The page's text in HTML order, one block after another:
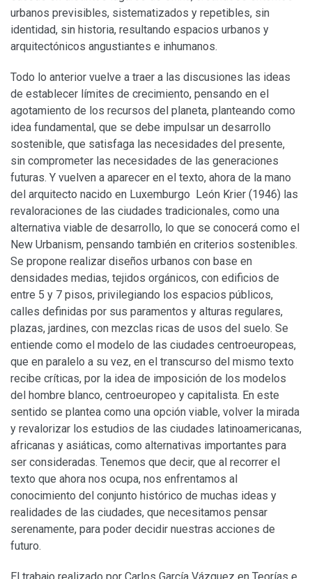
urbanos previsibles, sistematizados y repetibles, sin
identidad, sin historia, resultando espacios urbanos y
arquitectónicos angustiantes e inhumanos.
Todo lo anterior vuelve a traer a las discusiones las ideas
de establecer límites de crecimiento, pensando en el
agotamiento de los recursos del planeta, planteando como
idea fundamental, que se debe impulsar un desarrollo
sostenible, que satisfaga las necesidades del presente,
sin comprometer las necesidades de las generaciones
futuras. Y vuelven a aparecer en el texto, ahora de la mano
del arquitecto nacido en Luxemburgo León Krier (1946) las
revaloraciones de las ciudades tradicionales, como una
alternativa viable de desarrollo, lo que se conocerá como el
New Urbanism, pensando también en criterios sostenibles.
Se propone realizar diseños urbanos con base en
densidades medias, tejidos orgánicos, con edificios de
entre 5 y 7 pisos, privilegiando los espacios públicos,
calles definidas por sus paramentos y alturas regulares,
plazas, jardines, con mezclas ricas de usos del suelo. Se
entiende como el modelo de las ciudades centroeuropeas,
que en paralelo a su vez, en el transcurso del mismo texto
recibe críticas, por la idea de imposición de los modelos
del hombre blanco, centroeuropeo y capitalista. En este
sentido se plantea como una opción viable, volver la mirada
y revalorizar los estudios de las ciudades latinoamericanas,
africanas y asiáticas, como alternativas importantes para
ser consideradas. Tenemos que decir, que al recorrer el
texto que ahora nos ocupa, nos enfrentamos al
conocimiento del conjunto histórico de muchas ideas y
realidades de las ciudades, que necesitamos pensar
serenamente, para poder decidir nuestras acciones de
futuro.